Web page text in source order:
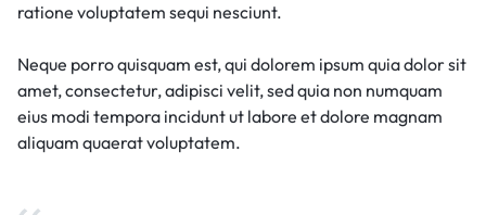
ratione voluptatem sequi nesciunt.
Neque porro quisquam est, qui dolorem ipsum quia dolor sit
amet, consectetur, adipisci velit, sed quia non numquam
eius modi tempora incidunt ut labore et dolore magnam
aliquam quaerat voluptatem.